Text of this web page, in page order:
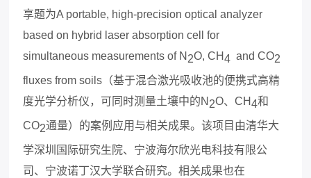
享题为A portable, high-precision optical analyzer
based on hybrid laser absorption cell for
simultaneous measurements of N 2O, CH 4 and CO2
fluxes from soils （基于混合激光吸收池的便携式高精
度光学分析仪，可同时测量土壤中的N 2O、CH 4和
CO2通量）的案例应用与相关成果。该项目由清华大
学深圳国际研究生院、宁波海尔欣光电科技有限公
司、宁波诺丁汉大学联合研究。相关成果也在